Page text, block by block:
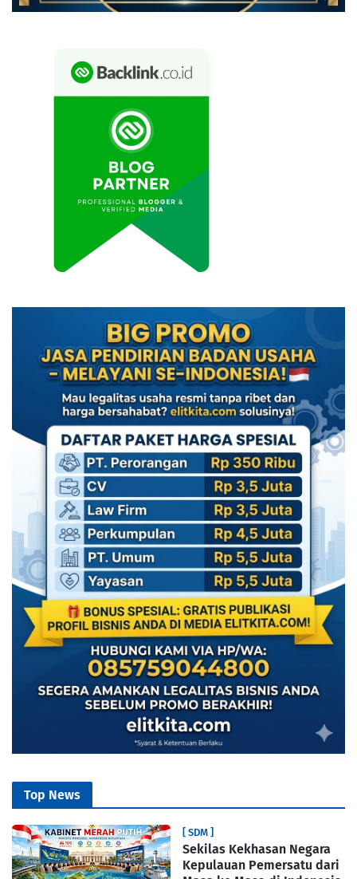
Top News
[ SDM ]
Sekilas Kekhasan Negara
Kepulauan Pemersatu dari